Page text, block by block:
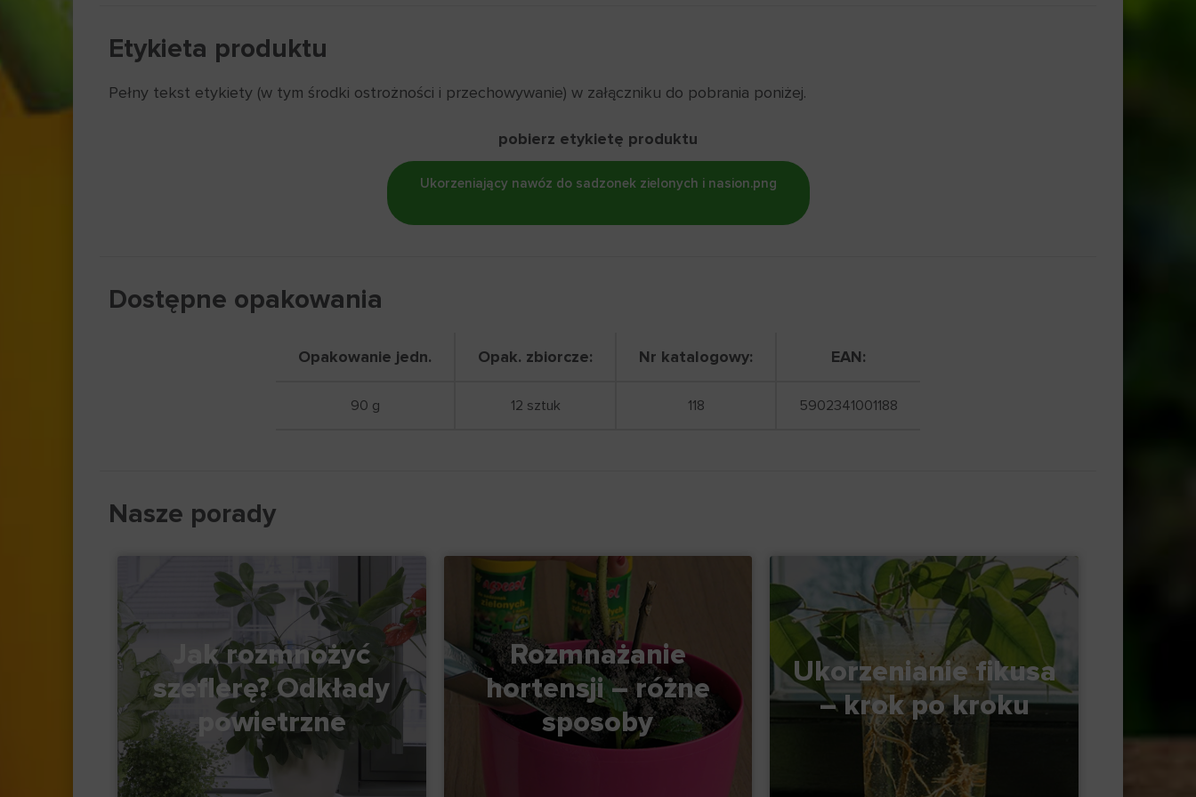
Etykieta produktu
Pełny tekst etykiety (w tym środki ostrożności i przechowywanie) w załączniku do pobrania poniżej.
pobierz etykietę produktu
Ukorzeniający nawóz do sadzonek zielonych i nasion.png
Dostępne opakowania
Opakowanie jedn. Opak. zbiorcze: Nr katalogowy: EAN:
90 g 12 sztuk 118 5902341001188
Nasze porady
Jak rozmnożyć
szeflerę? Odkłady
powietrzne
Rozmnażanie
hortensji – różne
sposoby
Ukorzenianie fikusa
– krok po kroku